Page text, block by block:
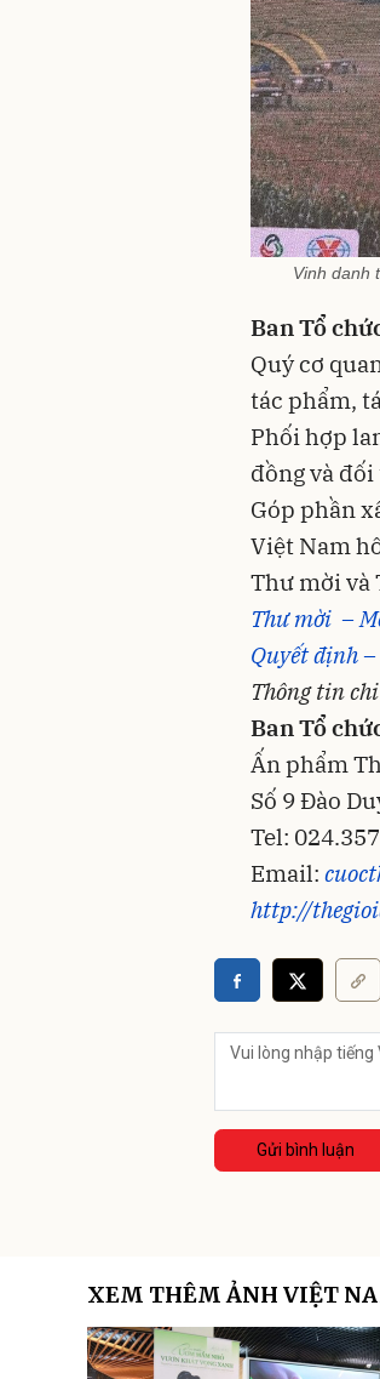
Vinh danh
Ban Tổ
Quý cơ
tác phẩm,
Phối hợp
đồng và đối
Góp phần
Việt Nam
Thư mời và
Thư mời –
Quyết định
Thông tin
Ban Tổ
Ấn phẩm
Số 9 Đào
Tel:
Email:
http://
Gửi bình luận
XEM THÊM ẢNH VIỆT